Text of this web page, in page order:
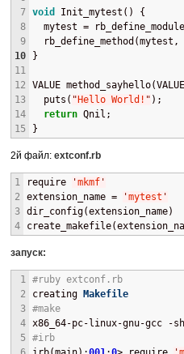
7
8
9
10
11
12
13
14
15
void
Init_mytest() {
mytest =
  rb_define_method(mytest,
}
VALUE
  puts(
"Hello World! " );
return Qnil;
}
2й файл: extconf.rb
1
2
3
4
require 'mkmf'
extension_name =
'mytest '
dir_config(extension_name)
запуск:
1
2
3
4
5
#ruby extconf.rb
creating Makefile
#make
x86_64-pc-linux-gnu-gcc -
#irb